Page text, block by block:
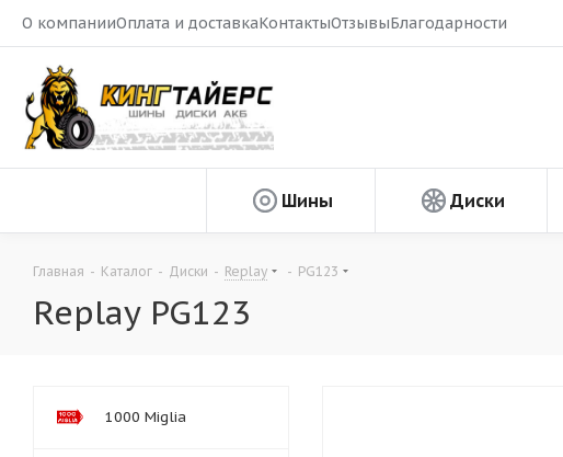
О компанииОплата и доставкаКонтактыОтзывыБлагодарности
Шины Диски
Главная - Каталог - Диски - Replay - PG123
Replay PG123
1000 Miglia